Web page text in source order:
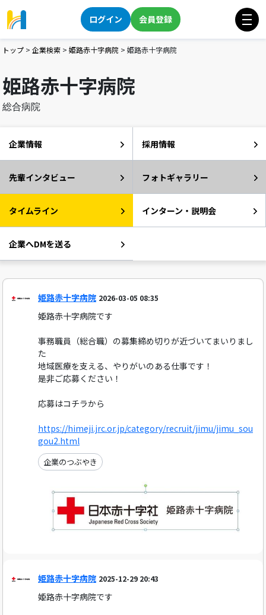
ログイン 会員登録
トップ > 企業検索 > 姫路赤十字病院 > 姫路赤十字病院
姫路赤十字病院
総合病院
企業情報 採用情報
先輩インタビュー フォトギャラリー
タイムライン インターン・説明会
企業へDMを送る
姫路赤十字病院 2026-03-05 08:35
姫路赤十字病院です
事務職員（総合職）の募集締め切りが近づいてまいりまし
た
地域医療を支える、やりがいのある仕事です！
是非ご応募ください！
応募はコチラから
https://himeji.jrc.or.jp/category/recruit/jimu/jimu_sou
gou2.html
企業のつぶやき
姫路赤十字病院 2025-12-29 20:43
姫路赤十字病院です